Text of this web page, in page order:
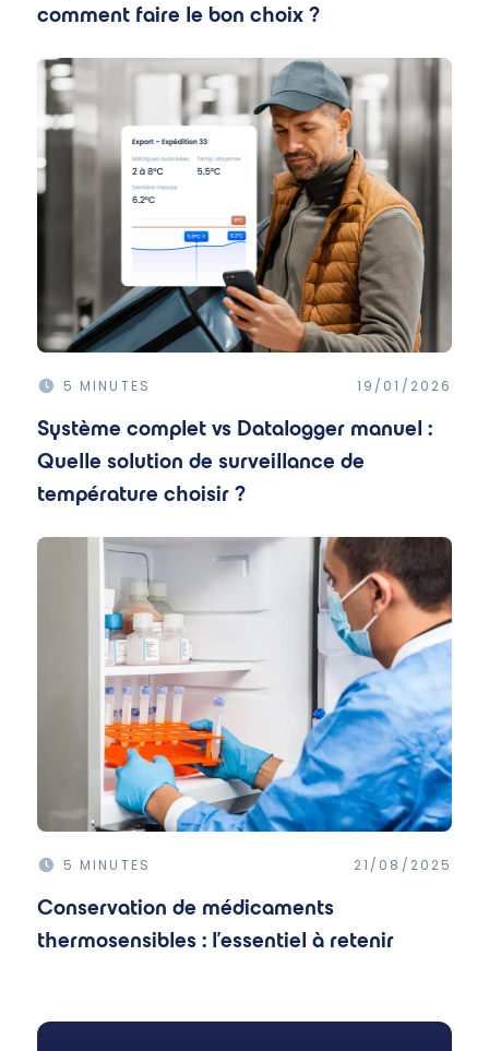
comment faire le bon choix ?
5 MINUTES 19/01/2026
Système complet vs Datalogger manuel :
Quelle solution de surveillance de
température choisir ?
5 MINUTES 21/08/2025
Conservation de médicaments
thermosensibles : l'essentiel à retenir